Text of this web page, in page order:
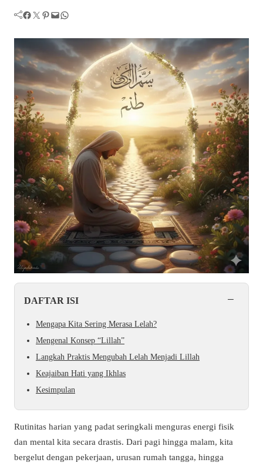
Facebook Twitter Pinterest Mail WhatsApp
DAFTAR ISI −
Mengapa Kita Sering Merasa Lelah?
Mengenal Konsep “Lillah”
Langkah Praktis Mengubah Lelah Menjadi Lillah
Keajaiban Hati yang Ikhlas
Kesimpulan
Rutinitas harian yang padat seringkali menguras energi fisik
dan mental kita secara drastis. Dari pagi hingga malam, kita
bergelut dengan pekerjaan, urusan rumah tangga, hingga